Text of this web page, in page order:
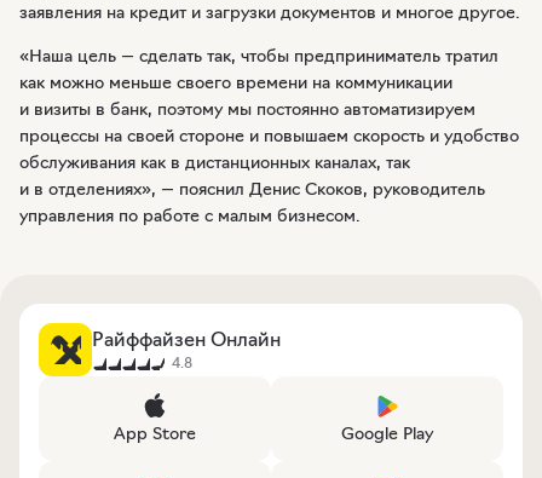
заявления на кредит и загрузки документов и многое другое.
«Наша цель — сделать так, чтобы предприниматель тратил
как можно меньше своего времени на коммуникации
и визиты в банк, поэтому мы постоянно автоматизируем
процессы на своей стороне и повышаем скорость и удобство
обслуживания как в дистанционных каналах, так
и в отделениях», — пояснил Денис Скоков, руководитель
управления по работе с малым бизнесом.
Райффайзен Онлайн
4.8
App Store Google Play